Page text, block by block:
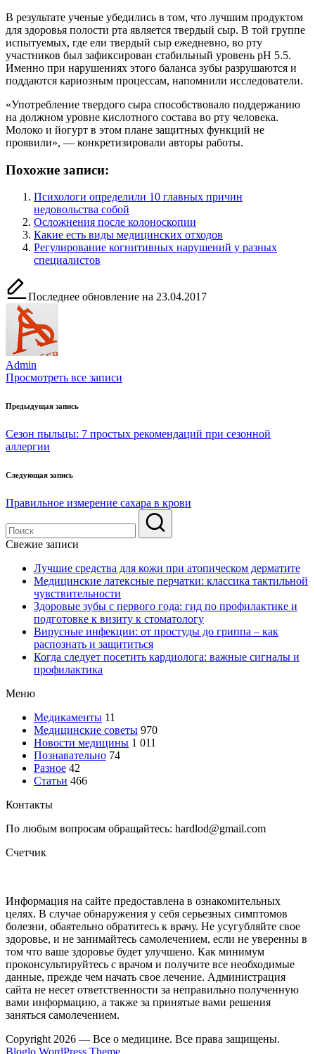
В результате ученые убедились в том, что лучшим продуктом
для здоровья полости рта является твердый сыр. В той группе
испытуемых, где ели твердый сыр ежедневно, во рту
участников был зафиксирован стабильный уровень рН 5.5.
Именно при нарушениях этого баланса зубы разрушаются и
поддаются кариозным процессам, напомнили исследователи.
«Употребление твердого сыра способствовало поддержанию
на должном уровне кислотного состава во рту человека.
Молоко и йогурт в этом плане защитных функций не
проявили», — конкретизировали авторы работы.
Похожие записи:
Психологи определили 10 главных причин
недовольства собой
Осложнения после колоноскопии
Какие есть виды медицинских отходов
Регулирование когнитивных нарушений у разных
специалистов
Последнее обновление на 23.04.2017
Admin
Просмотреть все записи
Навигация
по
записям
Предыдущая запись
Сезон пыльцы: 7 простых рекомендаций при сезонной
аллергии
Следующая запись
Правильное измерение сахара в крови
Свежие записи
Лучшие средства для кожи при атопическом дерматите
Медицинские латексные перчатки: классика тактильной
чувствительности
Здоровые зубы с первого года: гид по профилактике и
подготовке к визиту к стоматологу
Вирусные инфекции: от простуды до гриппа – как
распознать и защититься
Когда следует посетить кардиолога: важные сигналы и
профилактика
Меню
Медикаменты 11
Медицинские советы 970
Новости медицины 1 011
Познавательно 74
Разное 42
Статьи 466
Контакты
По любым вопросам обращайтесь: hardlod@gmail.com
Счетчик
Информация на сайте предоставлена в ознакомительных
целях. В случае обнаружения у себя серьезных симптомов
болезни, обаятельно обратитесь к врачу. Не усугубляйте свое
здоровье, и не занимайтесь самолечением, если не уверенны в
том что ваше здоровье будет улучшено. Как минимум
проконсультируйтесь с врачом и получите все необходимые
данные, прежде чем начать свое лечение. Администрация
сайта не несет ответственности за неправильно полученную
вами информацию, а также за принятые вами решения
заняться самолечением.
Copyright 2026 — Все о медицине. Все права защищены.